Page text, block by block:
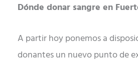
Dónde donar sangre en
A partir hoy ponemos a
donantes un nuevo punto de